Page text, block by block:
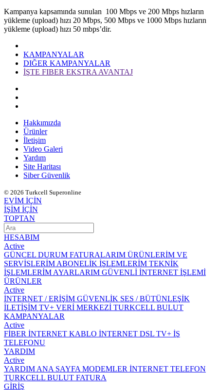
​Kampan​ya kapsamında sunulan 100 Mbps ve 200 Mbps hızların
yükleme (upload) hızı 20 Mbps, 500 Mbps ve 1000 Mbps hızların
yükleme (upload) hızı 50 mbps’dir.​​
KAMPANYALAR
DIĞER KAMPANYALAR
İŞTE FIBER EKSTRA AVANTAJ
Hakkımızda
Ürünler
İletişim
Video Galeri
Yardım
Site Haritası
Siber Güvenlik
© 2026 Turkcell Superonline
EVİM İÇİN
İŞİM İÇİN
TOPTAN
HESABIM
Active
GÜNCEL DURUM FATURALARIM ÜRÜNLERİM VE
SERVİSLERİMABONELİK İŞLEMLERİM TEKNİK
İŞLEMLERİMAYARLARIM GÜVENLİ İNTERNET İŞLEMİ
ÜRÜNLER
Active
İNTERNET / ERİŞİM GÜVENLİK SES / BÜTÜNLEŞİK
İLETİŞİM TV+ VERİ MERKEZİ TURKCELL BULUT
KAMPANYALAR
Active
FİBER İNTERNET KABLO İNTERNET DSL TV+ İŞ
TELEFONU
YARDIM
Active
YARDIM ANA SAYFAMODEMLER İNTERNET TELEFON
TURKCELL BULUT FATURA
GİRİŞ